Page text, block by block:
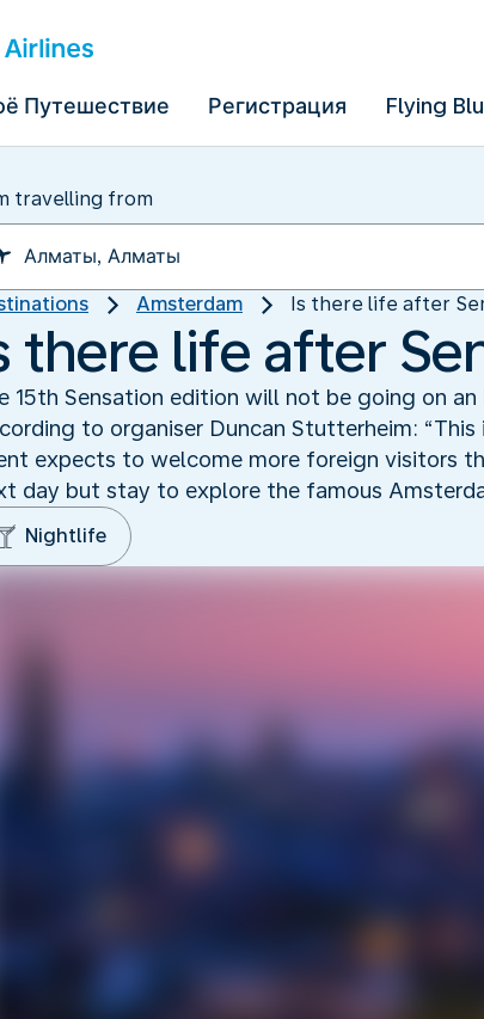
Путешествие Регистрация Flying
travelling from
Amsterdam Is there life after
there life after
15th Sensation edition will not be going on
to organiser Duncan Stutterheim:
expects to welcome more foreign visitors
day but stay to explore the famous
Nightlife